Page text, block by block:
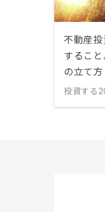
不動産
するこ
の立て方
投資する